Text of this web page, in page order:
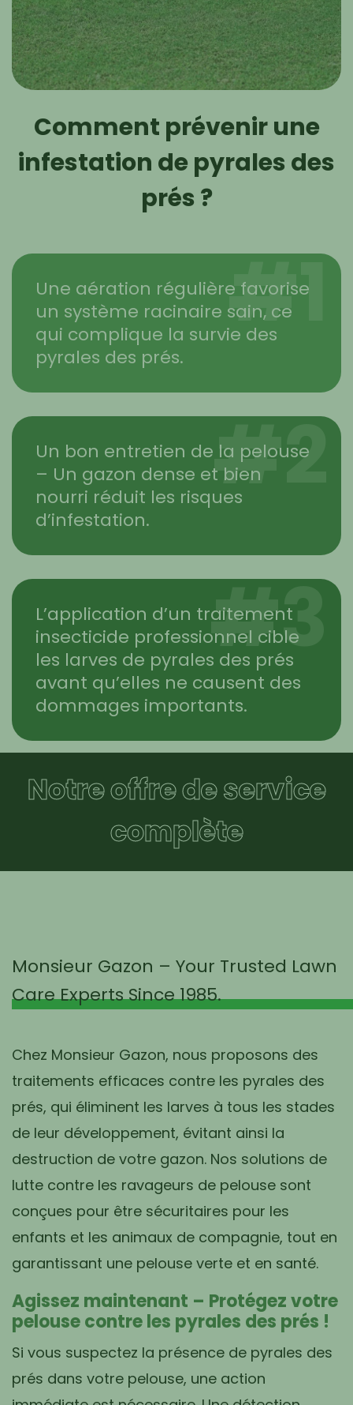
Comment prévenir une
infestation de pyrales des
prés ?
#1
Une aération régulière favorise
un système racinaire sain, ce
qui complique la survie des
pyrales des prés.
#2
Un bon entretien de la pelouse
– Un gazon dense et bien
nourri réduit les risques
d’infestation.
#3
L’application d’un traitement
insecticide professionnel cible
les larves de pyrales des prés
avant qu’elles ne causent des
dommages importants.
Notre offre de service
complète
Monsieur Gazon – Your Trusted Lawn
Care Experts Since 1985.
Chez Monsieur Gazon, nous proposons des
traitements efficaces contre les pyrales des
prés, qui éliminent les larves à tous les stades
de leur développement, évitant ainsi la
destruction de votre gazon. Nos solutions de
lutte contre les ravageurs de pelouse sont
conçues pour être sécuritaires pour les
enfants et les animaux de compagnie, tout en
garantissant une pelouse verte et en santé.
Agissez maintenant – Protégez votre
pelouse contre les pyrales des prés !
Si vous suspectez la présence de pyrales des
prés dans votre pelouse, une action